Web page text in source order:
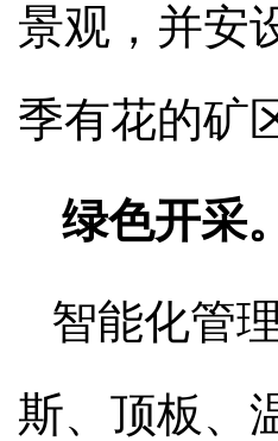
景观，并安
季有花的矿
绿色开采
智能化管
斯、顶板、